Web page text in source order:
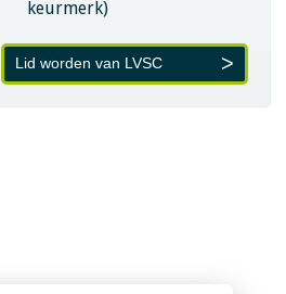
keurmerk)
Lid worden van LVSC